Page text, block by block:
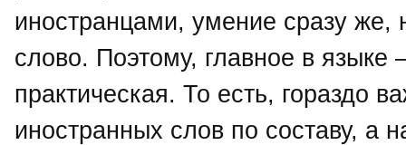
иностранцами, умение сразу же,
слово. Поэтому, главное в
практическая. То есть, гораздо
иностранных слов по составу, а